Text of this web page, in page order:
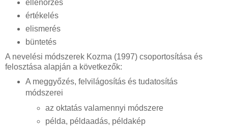
ellenőrzés
értékelés
elismerés
büntetés
A nevelési módszerek Kozma (1997) csoportosítása és
felosztása alapján a következők:
A meggyőzés, felvilágosítás és tudatosítás
módszerei
az oktatás valamennyi módszere
példa, példaadás, példakép